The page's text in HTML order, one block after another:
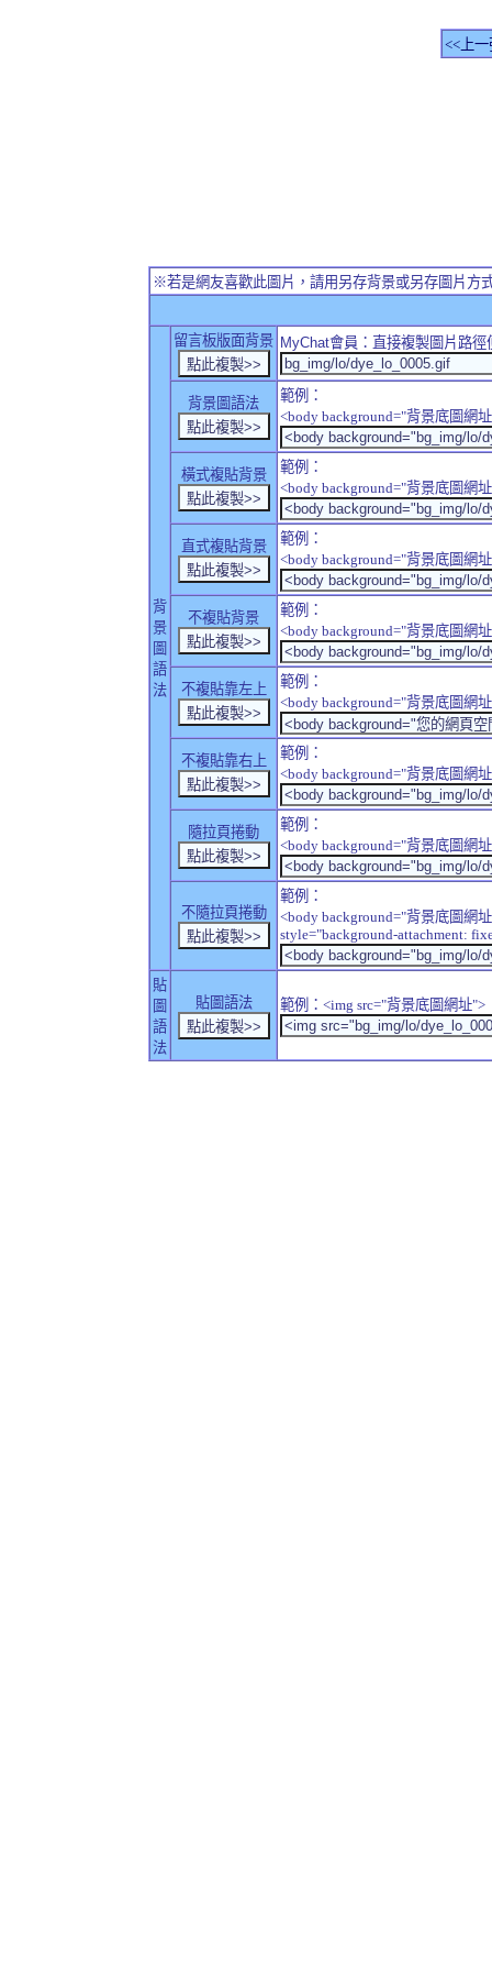
<<上一
※若是網友喜歡此圖片，請用另存背景或另存圖片方
背
景
圖
語
法
留言板版面背景 MyChat會員：直接複製圖片路
背景圖語法
範例：
<body background="背景底圖網
橫式複貼背景
範例：
<body background="背景底圖網
直式複貼背景
範例：
<body background="背景底圖網
不複貼背景
範例：
<body background="背景底圖網
不複貼靠左上
範例：
<body background="背景底圖網
不複貼靠右上
範例：
<body background="背景底圖網
隨拉頁捲動
範例：
<body background="背景底圖網
不隨拉頁捲動
範例：
<body background="背景底圖網
style="background-attachment:
貼
圖
語
法
貼圖語法 範例：<img src="背景底圖網址">